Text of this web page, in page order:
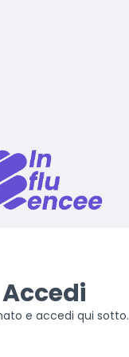
Accedi
e accedi qui sotto.